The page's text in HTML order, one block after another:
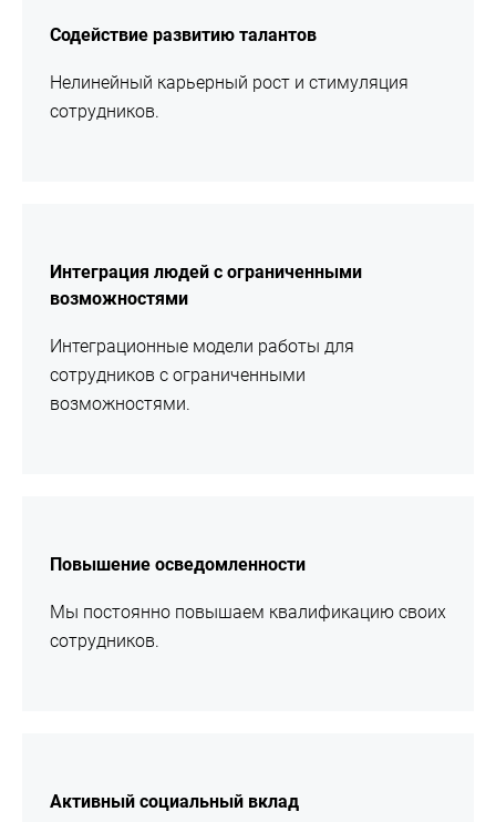
Содействие развитию талантов
Нелинейный карьерный рост и стимуляция
сотрудников.
Интеграция людей с ограниченными
возможностями
Интеграционные модели работы для
сотрудников с ограниченными
возможностями.
Повышение осведомленности
Мы постоянно повышаем квалификацию своих
сотрудников.
Активный социальный вклад